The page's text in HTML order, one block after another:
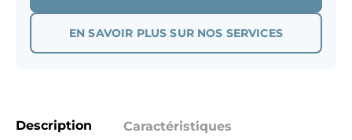
EN SAVOIR PLUS SUR NOS SERVICES
Description Caractéristiques